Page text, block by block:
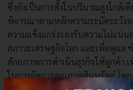
ซึ่งยังเป็นการตั้งในปริมาณสูงใกล้เ
พิจารณาตามหลักความระมัดระวังอ
ความแข็งแกร่งรองรับความไม่แน่
สภาวะเศรษฐกิจโลก และเพื่อดูแล
ศักยภาพการดำเนินธุรกิจให้ลูกค้า
ในการจัดการคุณภาพสินทรัพย์ โด